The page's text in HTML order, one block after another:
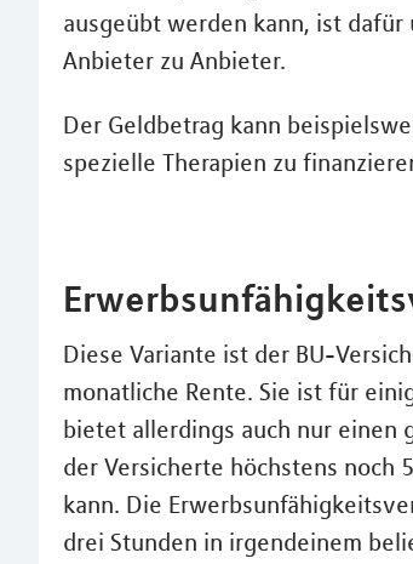
ausgeübt werden kann, ist
Anbieter zu Anbieter.
Der Geldbetrag kann
spezielle Therapien zu
Diese Variante ist der BU-
monatliche Rente. Sie ist für
bietet allerdings auch nur einen
der Versicherte höchstens noch
kann. Die
drei Stunden in irgendeinem